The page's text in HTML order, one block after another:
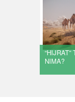
NIMA?